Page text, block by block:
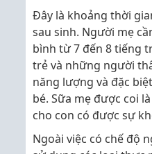
Đây là khoảng thời
sau sinh. Người mẹ
bình từ 7 đến 8 tiếng
trẻ và những người
năng lượng và đặc
bé. Sữa mẹ được coi
cho con có được sự
Ngoài việc có chế độ